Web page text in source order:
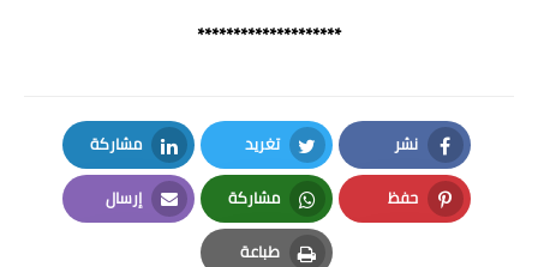
********************
نشر
Facebook
تغريد
Twitter
مشاركة
LinkedIn
حفظ
Pinterest
مشاركة
Whatsapp
إرسال
Email
طباعة